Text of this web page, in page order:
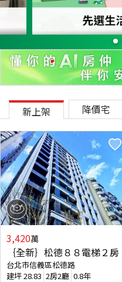
新上架 降價宅
3,420萬
｛全新｝松德８８電梯２房
台北市信義區松德路
建坪28.83 2房2廳 0.8年